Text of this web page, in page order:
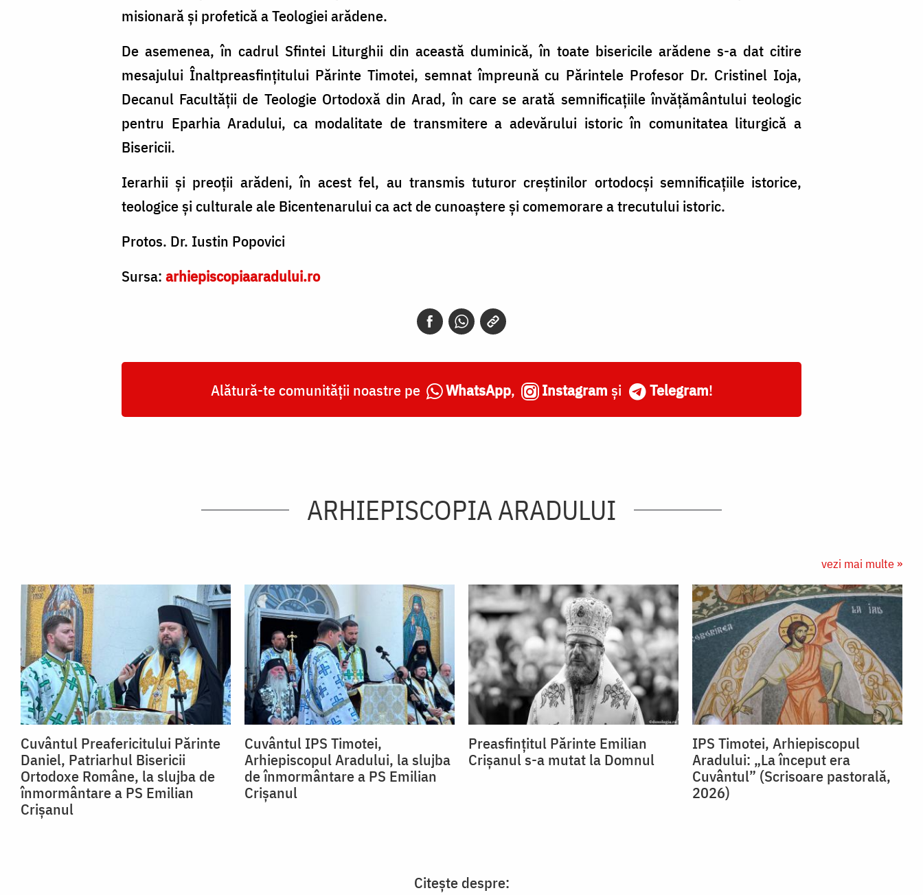
misionară și profetică a Teologiei arădene.
De asemenea, în cadrul Sfintei Liturghii din această duminică, în toate bisericile arădene s-a dat citire
mesajului Înaltpreasfințitului Părinte Timotei, semnat împreună cu Părintele Profesor Dr. Cristinel Ioja,
Decanul Facultății de Teologie Ortodoxă din Arad, în care se arată semnificațiile învățământului teologic
pentru Eparhia Aradului, ca modalitate de transmitere a adevărului istoric în comunitatea liturgică a
Bisericii.
Ierarhii și preoții arădeni, în acest fel, au transmis tuturor creștinilor ortodocși semnificațiile istorice,
teologice și culturale ale Bicentenarului ca act de cunoaștere și comemorare a trecutului istoric.
Protos. Dr. Iustin Popovici
Sursa: arhiepiscopiaaradului.ro
Alătură-te comunității noastre pe WhatsApp, Instagram și Telegram!
ARHIEPISCOPIA ARADULUI
vezi mai multe »
Cuvântul Preafericitului Părinte
Daniel, Patriarhul Bisericii
Ortodoxe Române, la slujba de
înmormântare a PS Emilian
Crișanul
Cuvântul IPS Timotei,
Arhiepiscopul Aradului, la slujba
de înmormântare a PS Emilian
Crișanul
Preasfințitul Părinte Emilian
Crișanul s-a mutat la Domnul
IPS Timotei, Arhiepiscopul
Aradului: „La început era
Cuvântul” (Scrisoare pastorală,
2026)
Citește despre: